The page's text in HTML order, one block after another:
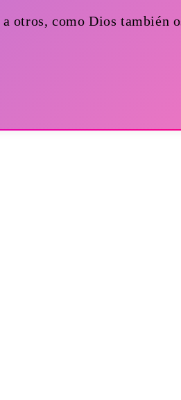
otros, como Dios también